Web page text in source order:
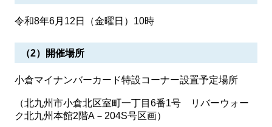
令和8年6月12日（金曜日）10時
（2）開催場所
小倉マイナンバーカード特設コーナー設置予定場所
（北九州市小倉北区室町一丁目6番1号 リバーウォー
ク北九州本館2階A－204S号区画）